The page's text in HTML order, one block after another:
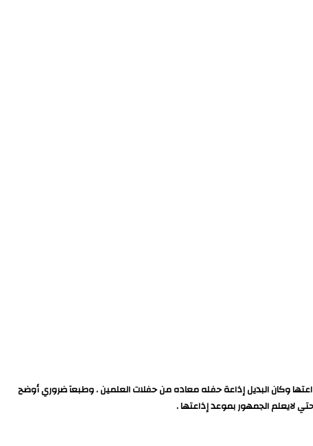
الساعة 12 ونص ,ولكن كالعاده حفلتي انا بالتحديد تقرر عدم اذاعتها وكان البديل إذاعة حفله معاده من حفلات العلمين . وطبعآ ضروري أوضح
لايعلم الجمهور بموعد إذاعتها .